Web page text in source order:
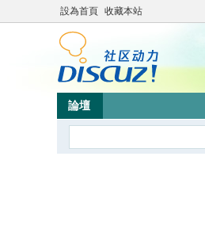
設為首頁 收藏本站
論壇